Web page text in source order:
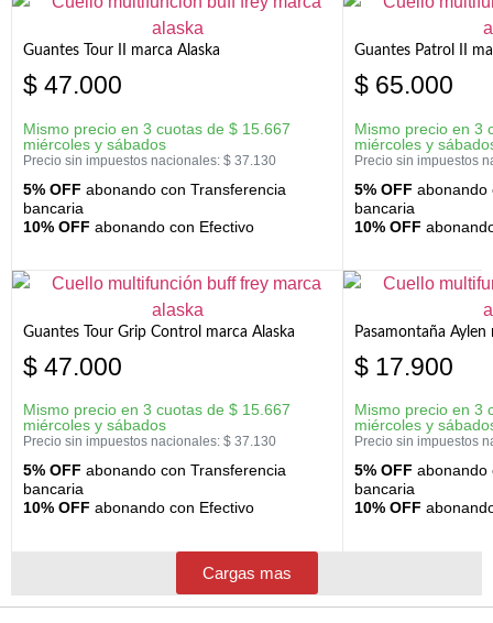
Guantes Tour II marca Alaska
$ 47.000
Mismo precio en 3 cuotas de $ 15.667
miércoles y sábados
Precio sin impuestos nacionales: $ 37.130
5% OFF abonando con Transferencia
bancaria
10% OFF abonando con Efectivo
Guantes Patrol II
$ 65.000
Mismo precio en 3
miércoles y
Precio sin impuestos
5% OFF abonando
bancaria
10% OFF
Guantes Tour Grip Control marca Alaska
$ 47.000
Mismo precio en 3 cuotas de $ 15.667
miércoles y sábados
Precio sin impuestos nacionales: $ 37.130
5% OFF abonando con Transferencia
bancaria
10% OFF abonando con Efectivo
Pasamontaña Aylen
$ 17.900
Mismo precio en 3
miércoles y
Precio sin impuestos
5% OFF abonando
bancaria
10% OFF
Cargas mas